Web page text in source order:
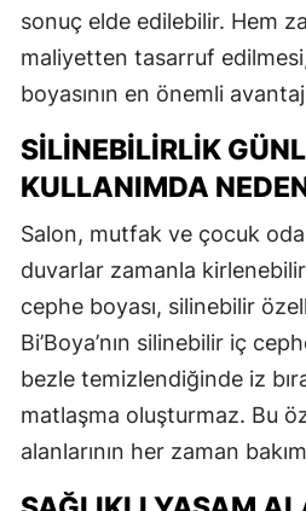
sonuç elde edilebilir. Hem
maliyetten tasarruf
boyasının en önemli
SILINEBILIRLIK
KULLANIMDA
Salon, mutfak ve çocuk
duvarlar zamanla
cephe boyası, silinebilir
Bi’Boya’nın silinebilir iç
bezle temizlendiğinde iz
matlaşma oluşturmaz. Bu
alanlarının her zaman